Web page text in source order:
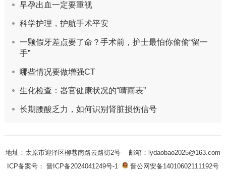
早孕出血一定要重视
科学护理，护航手术平安
一颗假牙差点要了命？手术前，护士最怕你偷偷“留一
手”
哪些情况要做增强CT
生化检查：器官健康状况的“晴雨表”
长期腰酸乏力，如何识别肾脏损伤信号
地址：太原市迎泽区柳巷南路云路街2号 邮箱：lydaobao2025@163.com
ICP备案号： 晋ICP备2024041249号-1
晋公网安备14010602111192号